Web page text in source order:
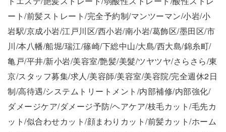
ート/前髪ストレート/完全予約制/マンツーマン/小岩/小
岩駅/京成小岩/江戸川区/西小岩/南小岩/葛飾区/墨田区/市
川/本八幡/船堀/瑞江/篠崎/下総中山/大島/西大島/錦糸町/
亀戸/平井/新小岩/美容室/艶髪/美髮/ツヤツヤ/さらさら/東
京/スタッフ募集/求人/美容師/美容室/美容院/完全週休2日
制/高待遇/システムトリートメント/内部補修/内部強化/
ダメージケア/ダメージ予防/ヘアケア/枝毛カット/毛先カ
ット/似合わせカット/顔まわりカット/前髪カット/ホーム